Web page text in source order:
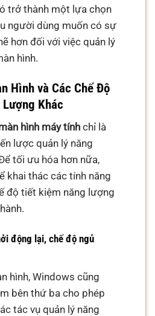
trở thành một lựa chọn
người dùng muốn có sự
hơn đối với việc quản lý
hình.
Hình và Các Chế Độ
Khác
hình máy tính chỉ là
lược quản lý năng
tối ưu hóa hơn nữa,
khai thác các tính năng
độ tiết kiệm năng lượng
động lại, chế độ ngủ
hình, Windows cũng
bên thứ ba cho phép
tác vụ quản lý năng